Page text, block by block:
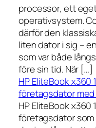
processor, ett
operativsystem.
därför den
liten dator i sig –
som var både
före sin tid. När […]
HP EliteBook x360
företagsdator
HP EliteBook x360
företagsdator